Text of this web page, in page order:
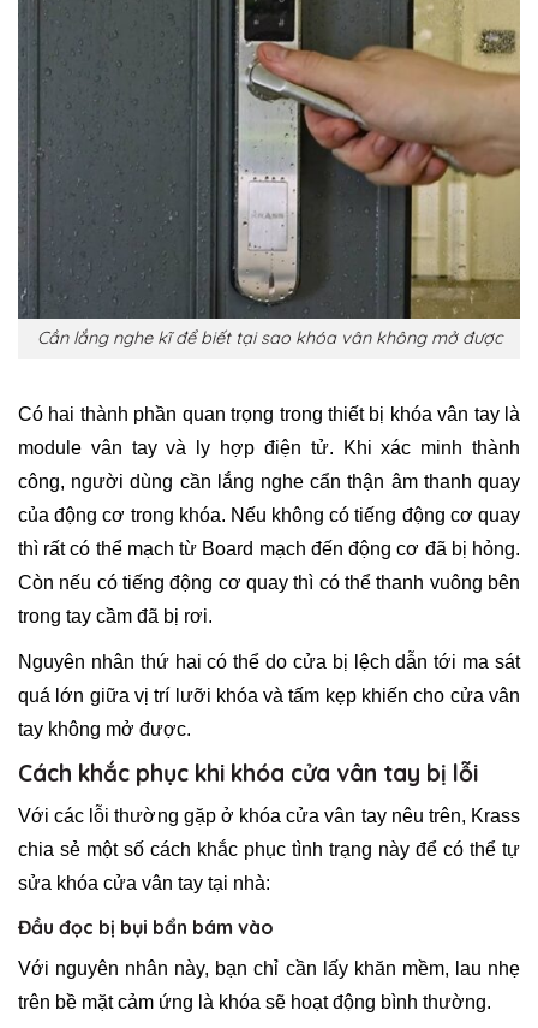
Cần lắng nghe kĩ để biết tại sao khóa vân không mở được
Có hai thành phần quan trọng trong thiết bị khóa vân tay là
module vân tay và ly hợp điện tử. Khi xác minh thành
công, người dùng cần lắng nghe cẩn thận âm thanh quay
của động cơ trong khóa. Nếu không có tiếng động cơ quay
thì rất có thể mạch từ Board mạch đến động cơ đã bị hỏng.
Còn nếu có tiếng động cơ quay thì có thể thanh vuông bên
trong tay cầm đã bị rơi.
Nguyên nhân thứ hai có thể do cửa bị lệch dẫn tới ma sát
quá lớn giữa vị trí lưỡi khóa và tấm kẹp khiến cho cửa vân
tay không mở được.
Cách khắc phục khi khóa cửa vân tay bị lỗi
Với các lỗi thường gặp ở khóa cửa vân tay nêu trên, Krass
chia sẻ một số cách khắc phục tình trạng này để có thể tự
sửa khóa cửa vân tay tại nhà:
Đầu đọc bị bụi bẩn bám vào
Với nguyên nhân này, bạn chỉ cần lấy khăn mềm, lau nhẹ
trên bề mặt cảm ứng là khóa sẽ hoạt động bình thường.